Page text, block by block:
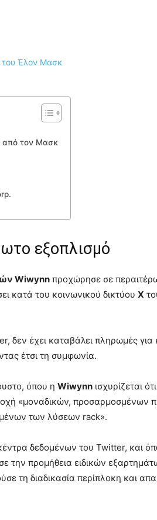
από τον Μασκ
εξοπλισμό
Wiwynn προχώρησε σε
κατά του κοινωνικού δικτύου X
δεν έχει καταβάλει πληρωμές για
έτσι τη συμφωνία.
όπου η Wiwynn ισχυρίζεται
«μοναδικών, προσαρμοσμένων
των λύσεων rack».
δεδομένων του Twitter, και
την προμήθεια ειδικών
τη διαδικασία περίπλοκη και